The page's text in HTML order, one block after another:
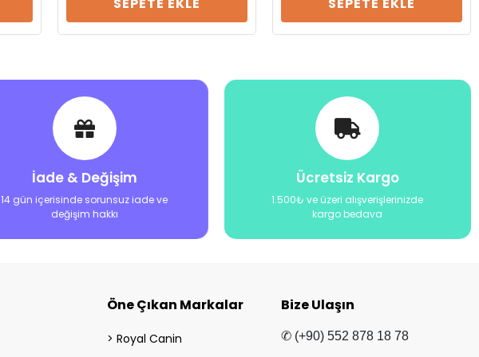
İade & Değişim
14 gün içerisinde sorunsuz iade ve
değişim hakkı
Ücretsiz Kargo
1.500₺ ve üzeri alışverişlerinizde
kargo bedava
Öne Çıkan Markalar
Royal Canin
Bize Ulaşın
✆ (+90) 552 878 18 78